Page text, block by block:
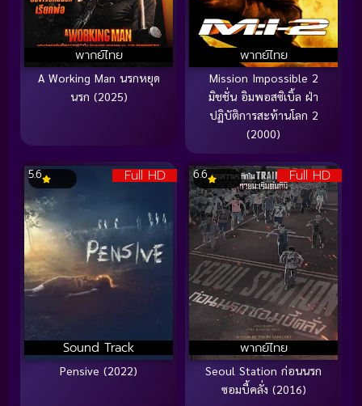
พากย์ไทย
A Working Man นรกหยุด
นรก (2025)
พากย์ไทย
Mission Impossible 2
มิชชั่น อิมพอสซิเบิ้ล ฝ่า
ปฏิบัติการสะท้านโลก 2
(2000)
Full HD
Sound Track
5.6
Pensive (2022)
Full HD
พากย์ไทย
6.6
Seoul Station ก่อนนรก
ซอมบี้คลั่ง (2016)